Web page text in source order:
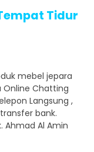
Tidur
mebel jepara
Online Chatting
Langsung ,
bank.
Ahmad Al Amin